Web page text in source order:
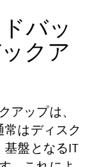
バッ
クア
アップは、
はディスク
盤となるIT